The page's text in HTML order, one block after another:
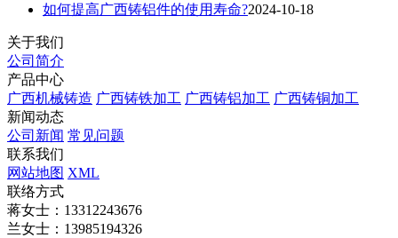
如何提高广西铸铝件的使用寿命?2024-10-18
关于我们
公司简介
产品中心
广西机械铸造 广西铸铁加工 广西铸铝加工 广西铸铜加工
新闻动态
公司新闻 常见问题
联系我们
网站地图 XML
联络方式
蒋女士：13312243676
兰女士：13985194326